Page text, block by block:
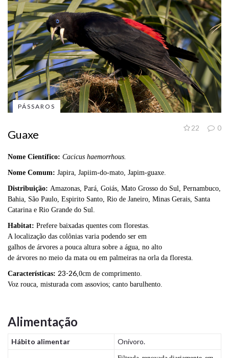
PÁSSAROS
0
22
Guaxe
Nome Científico: Cacicus haemorrhous.
Nome Comum: Japira, Japiim-do-mato, Japim-guaxe.
Distribuição: Amazonas, Pará, Goiás, Mato Grosso do Sul, Pernambuco,
Bahia, São Paulo, Espirito Santo, Rio de Janeiro, Minas Gerais, Santa
Catarina e Rio Grande do Sul.
Habitat: Prefere baixadas quentes com florestas.
A localização das colônias varia podendo ser em
galhos de árvores a pouca altura sobre a água, no alto
de árvores no meio da mata ou em palmeiras na orla da floresta.
Características: 23-26,0cm de comprimento.
Voz rouca, misturada com assovios; canto barulhento.
Alimentação
Hábito alimentar Onívoro.